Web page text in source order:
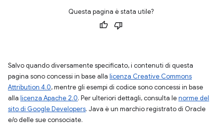
Questa pagina è stata utile?
Salvo quando diversamente specificato, i contenuti di questa
pagina sono concessi in base alla licenza Creative Commons
Attribution 4.0, mentre gli esempi di codice sono concessi in base
alla licenza Apache 2.0. Per ulteriori dettagli, consulta lenorme del
sito di Google Developers. Java è un marchio registrato di Oracle
e/o delle sue consociate.